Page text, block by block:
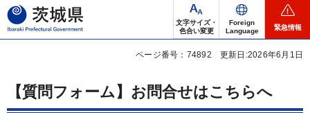
茨城県
文字サイズ・
色合い変更
Foreign
Language
緊急情報
ページ番号：74892 更新日:2026年6月1日
【質問フォーム】お問合せはこちらへ